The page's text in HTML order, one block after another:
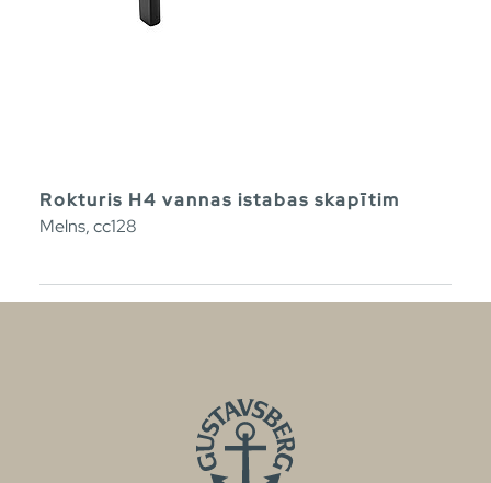
Rokturis H4 vannas istabas skapītim
Melns, cc128